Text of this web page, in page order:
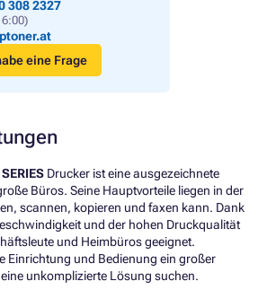
308 2327
eine Frage
Drucker ist eine ausgezeichnete
Büros. Seine Hauptvorteile liegen in der
scannen, kopieren und faxen kann. Dank
und der hohen Druckqualität
und Heimbüros geeignet.
Einrichtung und Bedienung ein großer
unkomplizierte Lösung suchen.